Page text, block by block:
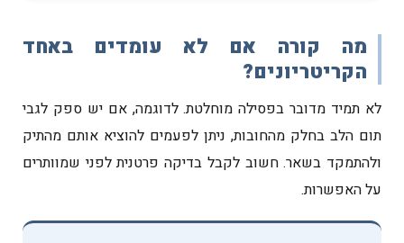
מה קורה אם לא עומדים באחד
הקריטריונים?
לא תמיד מדובר בפסילה מוחלטת. לדוגמה, אם יש ספק לגבי
תום הלב בחלק מהחובות, ניתן לפעמים להוציא אותם מהתיק
ולהתמקד בשאר. חשוב לקבל בדיקה פרטנית לפני שמוותרים
על האפשרות.